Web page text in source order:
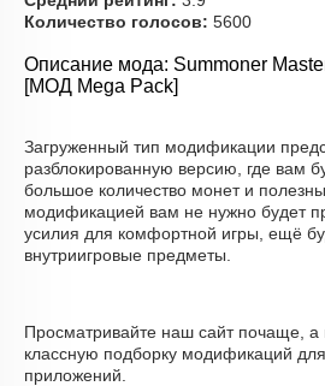
Количество голосов: 5600
Описание мода: Summoner
[МОД Mega Pack]
Загруженный тип модификации
разблокированную версию, где вам
большое количество монет и
модификацией вам не нужно будет
усилия для комфортной игры, ещё
внутриигровые предметы.
Просматривайте наш сайт почаще,
классную подборку модификаций
приложений.